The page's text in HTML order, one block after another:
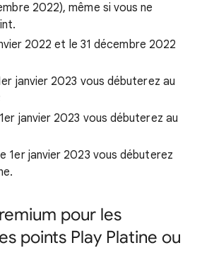
2022), même si vous ne
2022 et le 31 décembre 2022
janvier 2023 vous débuterez au
janvier 2023 vous débuterez au
1er janvier 2023 vous débuterez
pour les
points Play Platine ou